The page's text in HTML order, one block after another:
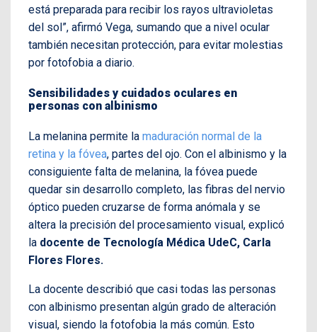
está preparada para recibir los rayos ultravioletas
del sol”, afirmó Vega, sumando que a nivel ocular
también necesitan protección, para evitar molestias
por fotofobia a diario.
Sensibilidades y cuidados oculares en
personas con albinismo
La melanina permite la maduración normal de la
retina y la fóvea, partes del ojo. Con el albinismo y la
consiguiente falta de melanina, la fóvea puede
quedar sin desarrollo completo, las fibras del nervio
óptico pueden cruzarse de forma anómala y se
altera la precisión del procesamiento visual, explicó
la docente de Tecnología Médica UdeC, Carla
Flores Flores.
La docente describió que casi todas las personas
con albinismo presentan algún grado de alteración
visual, siendo la fotofobia la más común. Esto